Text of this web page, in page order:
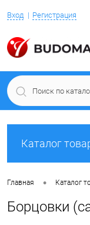
Вход Регистрация
Каталог
Главная • Каталог
Борцовки